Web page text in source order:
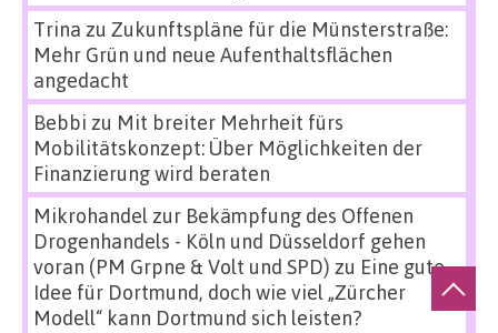
Trina zu Zukunftspläne für die Münsterstraße:
Mehr Grün und neue Aufenthaltsflächen
angedacht
Bebbi zu Mit breiter Mehrheit fürs
Mobilitätskonzept: Über Möglichkeiten der
Finanzierung wird beraten
Mikrohandel zur Bekämpfung des Offenen
Drogenhandels - Köln und Düsseldorf gehen
voran (PM Grpne & Volt und SPD) zu Eine gute
Idee für Dortmund, doch wie viel „Zürcher
Modell“ kann Dortmund sich leisten?